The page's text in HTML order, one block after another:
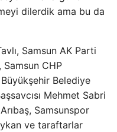
dilerdik ama bu da
Samsun AK Parti
CHP
Belediye
Mehmet Sabri
Samsunspor
ve taraftarlar